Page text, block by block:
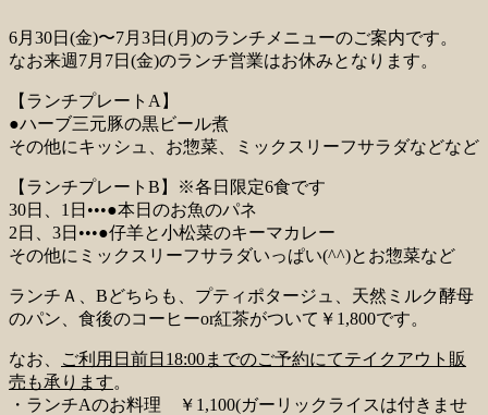
6月30日(金)〜7月3日(月)のランチメニューのご案内です。
なお来週7月7日(金)のランチ営業はお休みとなります。
【ランチプレートA】
●ハーブ三元豚の黒ビール煮
その他にキッシュ、お惣菜、ミックスリーフサラダなどなど
【ランチプレートB】※各日限定6食です
30日、1日•••●本日のお魚のパネ
2日、3日•••●仔羊と小松菜のキーマカレー
その他にミックスリーフサラダいっぱい(^^)とお惣菜など
ランチＡ、Bどちらも、プティポタージュ、天然ミルク酵母
のパン、食後のコーヒーor紅茶がついて￥1,800です。
なお、
ご利用日前日18:00までのご予約にてテイクアウト販
売も承ります。
・ランチAのお料理 ￥1,100(ガーリックライスは付きませ